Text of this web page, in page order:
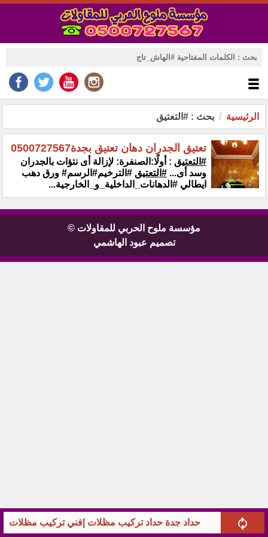
الرئيسية بحث : #التعتيق
حداد جدة حداد تركيب مظلات |فني تركيب مظلات
تعتيق الجدران دهان تعتيق بجدة0500727567
#التعتيق :‏ أولًا:الصنفرة: لإزالة أى نتؤات بالجدران
وسد أى... #التعتيق #الترخيم#الرسم# ورق دهب
ايطالي ‏‏#الدهانات_الداخلية_و_الخارجية...
مؤسسة ملوح الحربي للمقاولات ©
تصميم عبود الهاشمي